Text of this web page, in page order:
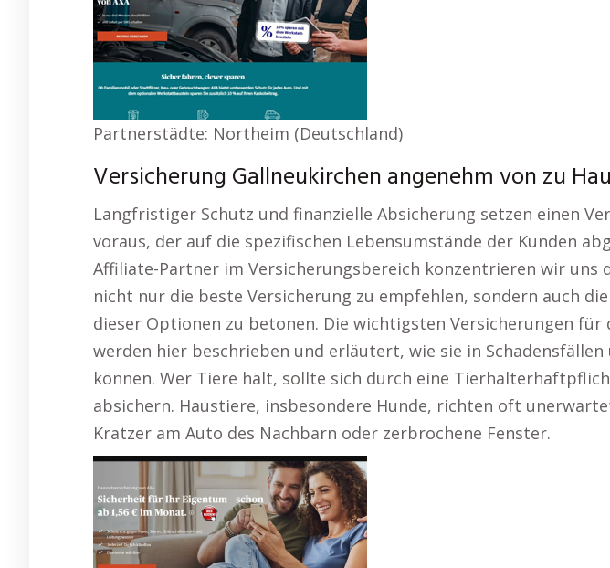
Partnerstädte: Northeim (Deutschland)
Versicherung Gallneukirchen angenehm von zu
Langfristiger Schutz und finanzielle Absicherung setzen einen
voraus, der auf die spezifischen Lebensumstände der Kunden
Affiliate-Partner im Versicherungsbereich konzentrieren wir uns
nicht nur die beste Versicherung zu empfehlen, sondern auch
dieser Optionen zu betonen. Die wichtigsten Versicherungen für
werden hier beschrieben und erläutert, wie sie in
können. Wer Tiere hält, sollte sich durch eine
absichern. Haustiere, insbesondere Hunde, richten oft
Kratzer am Auto des Nachbarn oder zerbrochene Fenster.